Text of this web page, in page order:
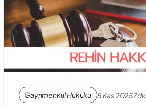
Gayrimenkul Hukuku 5 Kas 20257dk